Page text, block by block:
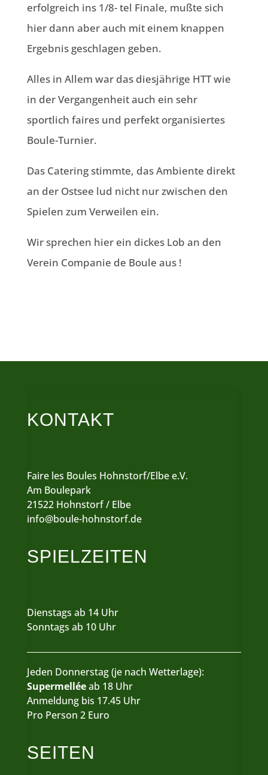
erfolgreich ins 1/8- tel Finale, mußte sich
hier dann aber auch mit einem knappen
Ergebnis geschlagen geben.
Alles in Allem war das diesjährige HTT wie
in der Vergangenheit auch ein sehr
sportlich faires und perfekt organisiertes
Boule-Turnier.
Das Catering stimmte, das Ambiente direkt
an der Ostsee lud nicht nur zwischen den
Spielen zum Verweilen ein.
Wir sprechen hier ein dickes Lob an den
Verein Companie de Boule aus !
KONTAKT
Faire les Boules Hohnstorf/Elbe e.V.
Am Boulepark
21522 Hohnstorf / Elbe
info@boule-hohnstorf.de
SPIELZEITEN
Dienstags ab 14 Uhr
Sonntags ab 10 Uhr
Jeden Donnerstag (je nach Wetterlage):
Supermelléeab 18 Uhr
Anmeldung bis 17.45 Uhr
Pro Person 2 Euro
SEITEN